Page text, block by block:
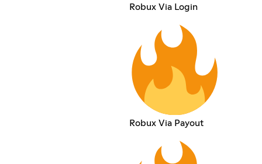
Robux Via Login
Robux Via Payout